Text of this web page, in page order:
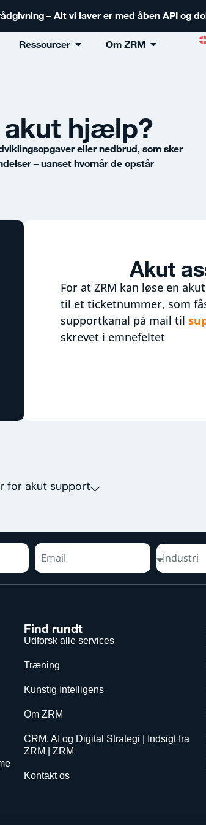
– Alt vi laver er med åben API og
Ressourcer Om ZRM
akut hjælp?
eller nedbrud, som sker
– uanset hvornår de opstår
Akut
For at ZRM kan løse en
til et ticketnummer, som
supportkanal på mail til
skrevet i emnefeltet
for akut support
Find rundt
Udforsk alle services
Træning
Kunstig Intelligens
Om ZRM
CRM, AI og Digital Strategi | Indsigt fra
ZRM | ZRM
Kontakt os